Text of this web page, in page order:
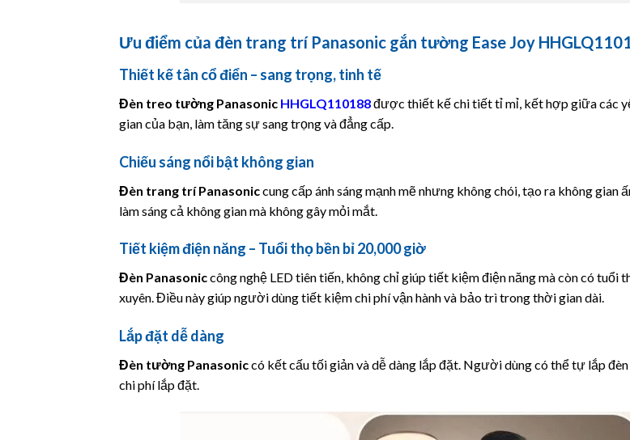
Ưu điểm của đèn trang trí Panasonic gắn tường Ease Joy
Thiết kế tân cổ điển – sang trọng, tinh tế
Đèn treo tường Panasonic HHGLQ110188được thiết kế chi tiết tỉ mỉ, kết hợp giữa các
gian của bạn, làm tăng sự sang trọng và đẳng cấp.
Chiếu sáng nổi bật không gian
Đèn trang trí Panasoniccung cấp ánh sáng mạnh mẽ nhưng không chói, tạo ra không gian
làm sáng cả không gian mà không gây mỏi mắt.
Tiết kiệm điện năng – Tuổi thọ bền bỉ 20,000 giờ
Đèn Panasoniccông nghệ LED tiên tiến, không chỉ giúp tiết kiệm điện năng mà còn có
xuyên. Điều này giúp người dùng tiết kiệm chi phí vận hành và bảo trì trong thời gian dài.
Lắp đặt dễ dàng
Đèn tường Panasoniccó kết cấu tối giản và dễ dàng lắp đặt. Người dùng có thể tự lắp
chi phí lắp đặt.